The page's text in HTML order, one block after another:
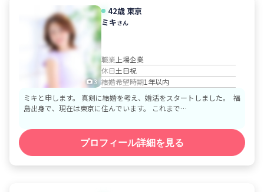
3
42歳 東京
ミキさん
職業 上場企業
休日土日祝
結婚希望時期1年以内
ミキと申します。 真剣に結婚を考え、婚活をスタートしました。 福
島出身で、現在は東京に住んでいます。 これまで…
プロフィール詳細を見る